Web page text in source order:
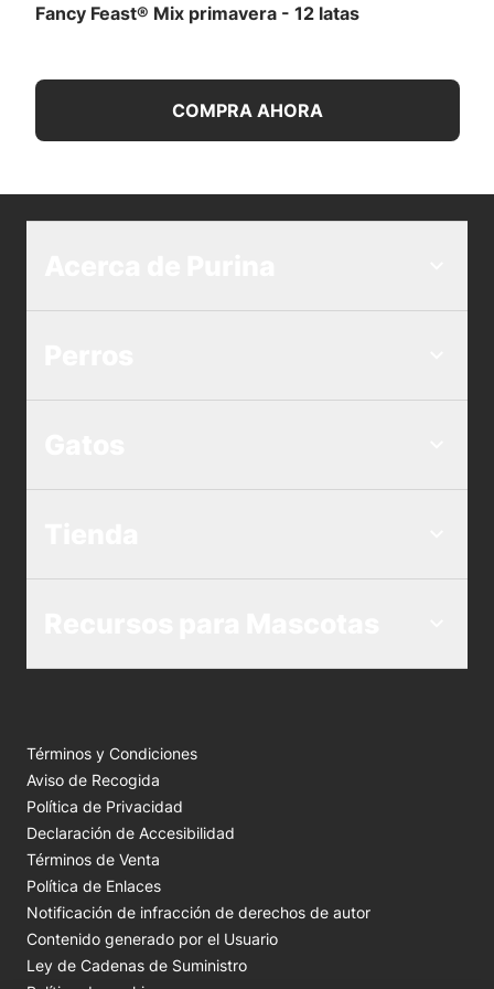
Fancy Feast® Mix primavera - 12 latas
COMPRA AHORA
Términos y Condiciones
Aviso de Recogida
Política de Privacidad
Declaración de Accesibilidad
Términos de Venta
Política de Enlaces
Notificación de infracción de derechos de autor
Contenido generado por el Usuario
Ley de Cadenas de Suministro